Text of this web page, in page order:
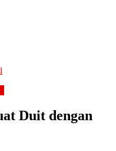
Duit dengan